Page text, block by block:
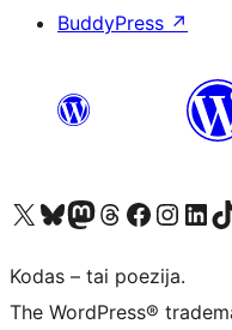
BuddyPress ↗
Visit our X (formerly Twitter) account
Apsilankykite mūsų Bluesky paskyroje
Visit our Mastodon account
Apsilankykite mūsų Threads paskyroje
Visit our Facebook page
Visit ourVisit our
Kodas – tai poezija.
The WordPress®